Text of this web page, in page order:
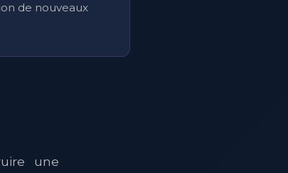
de nouveaux
une